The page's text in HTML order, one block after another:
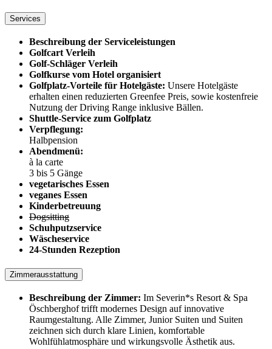
Services
Beschreibung der Serviceleistungen
Golfcart Verleih
Golf-Schläger Verleih
Golfkurse vom Hotel organisiert
Golfplatz-Vorteile für Hotelgäste: Unsere Hotelgäste
erhalten einen reduzierten Greenfee Preis, sowie kostenfreie
Nutzung der Driving Range inklusive Bällen.
Shuttle-Service zum Golfplatz
Verpflegung:
Halbpension
Abendmenü:
à la carte
3 bis 5 Gänge
vegetarisches Essen
veganes Essen
Kinderbetreuung
Dogsitting
Schuhputzservice
Wäscheservice
24-Stunden Rezeption
Zimmerausstattung
Beschreibung der Zimmer: Im Severin*s Resort & Spa
Öschberghof trifft modernes Design auf innovative
Raumgestaltung. Alle Zimmer, Junior Suiten und Suiten
zeichnen sich durch klare Linien, komfortable
Wohlfühlatmosphäre und wirkungsvolle Ästhetik aus.